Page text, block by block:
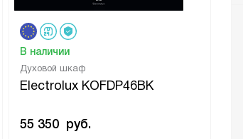
Духовой шкаф
Electrolux KOFDP46BK
В наличии
55 350 руб.